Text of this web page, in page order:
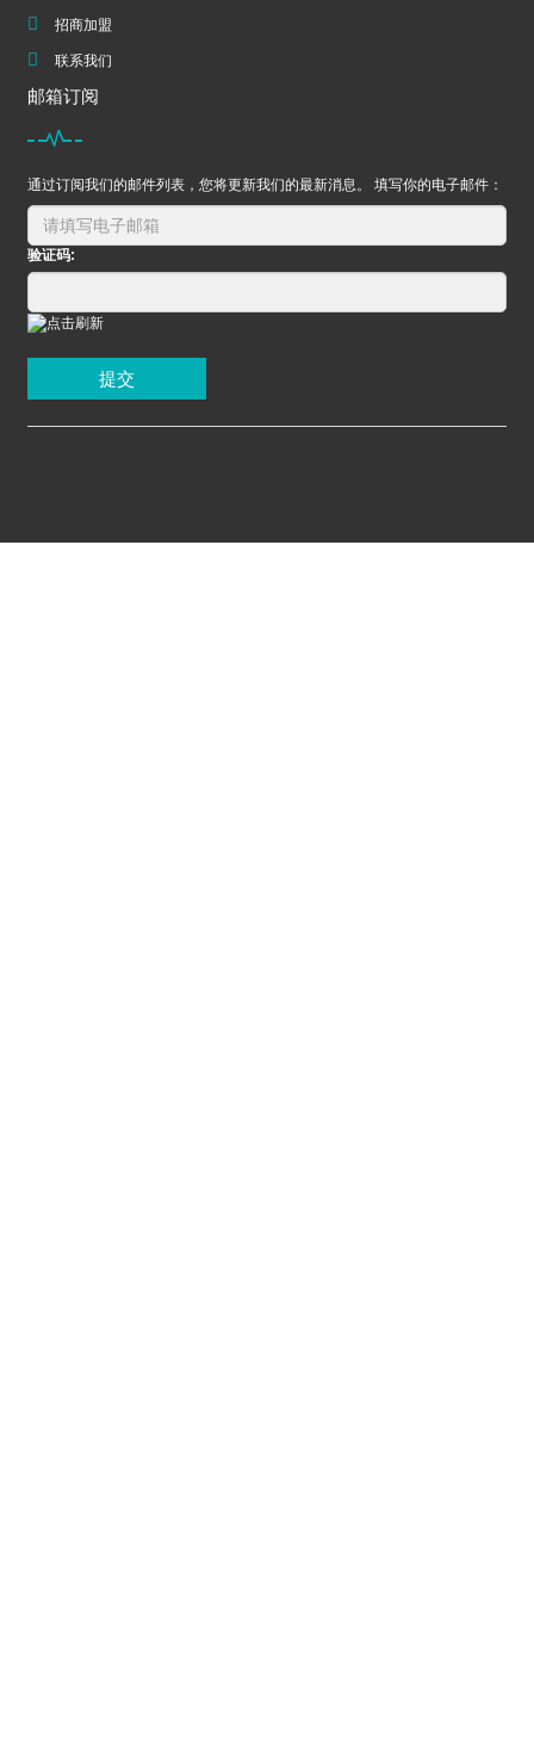
招商加盟
联系我们
邮箱订阅
通过订阅我们的邮件列表，您将更新我们的最新消息。 填写你的电子邮件：
验证码:
提交